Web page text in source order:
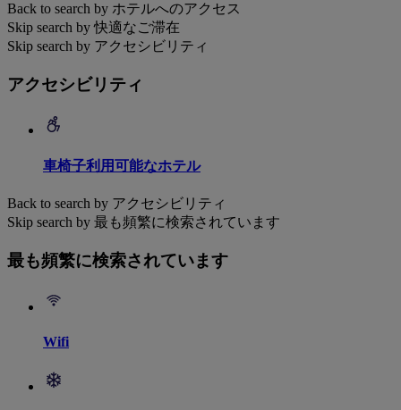
Back to search by ホテルへのアクセス
Skip search by 快適なご滞在
Skip search by アクセシビリティ
アクセシビリティ
車椅子利用可能なホテル
Back to search by アクセシビリティ
Skip search by 最も頻繁に検索されています
最も頻繁に検索されています
Wifi